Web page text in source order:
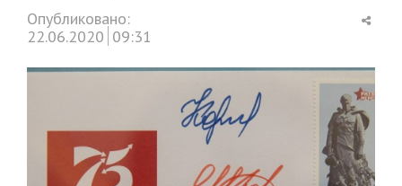
Опубликовано:
22.06.2020 09:31